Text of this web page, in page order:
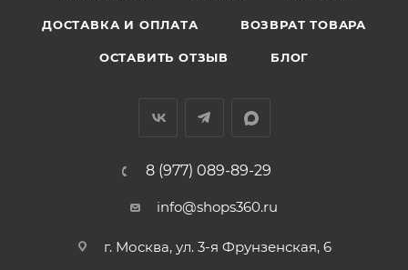
ДОСТАВКА И ОПЛАТА ВОЗВРАТ ТОВАРА
ОСТАВИТЬ ОТЗЫВ БЛОГ
8 (977) 089-89-29
info@shops360.ru
г. Москва, ул. 3-я Фрунзенская, 6